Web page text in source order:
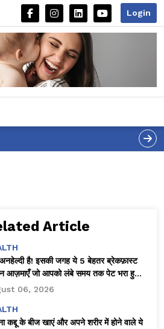
Login
Article
अनहेल्दी है! इसकी जगह ये 5 बेहतर ब्रेकफ़ास्ट
आज़माएँ जो आपको लंबे समय तक पेट भरा हुआ
कराते हैं06, 2026
कद्दू के बीज खाएं और अपने शरीर में होने वाले ये